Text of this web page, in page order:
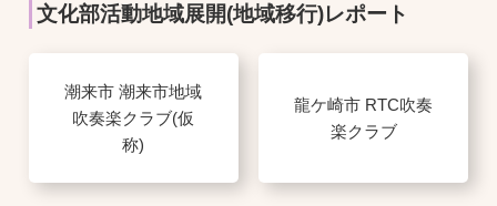
文化部活動地域展開(地域移行)レポート
潮来市 潮来市地域
吹奏楽クラブ(仮
称)
龍ケ崎市 RTC吹奏
楽クラブ